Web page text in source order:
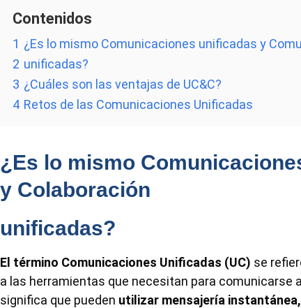
Contenidos
1 ¿Es lo mismo Comunicaciones unificadas y
2 unificadas?
3 ¿Cuáles son las ventajas de UC&C?
4 Retos de las Comunicaciones Unificadas
¿Es lo mismo
y Colaboración
unificadas?
El término Comunicaciones Unificadas (UC) se
a las herramientas que necesitan para comunicarse
significa que pueden utilizar mensajería